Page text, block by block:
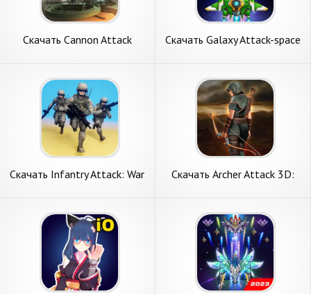
Скачать Cannon Attack
Скачать Galaxy Attack-space
Андроид
Скачать Infantry Attack: War
Скачать Archer Attack 3D:
на Андроид